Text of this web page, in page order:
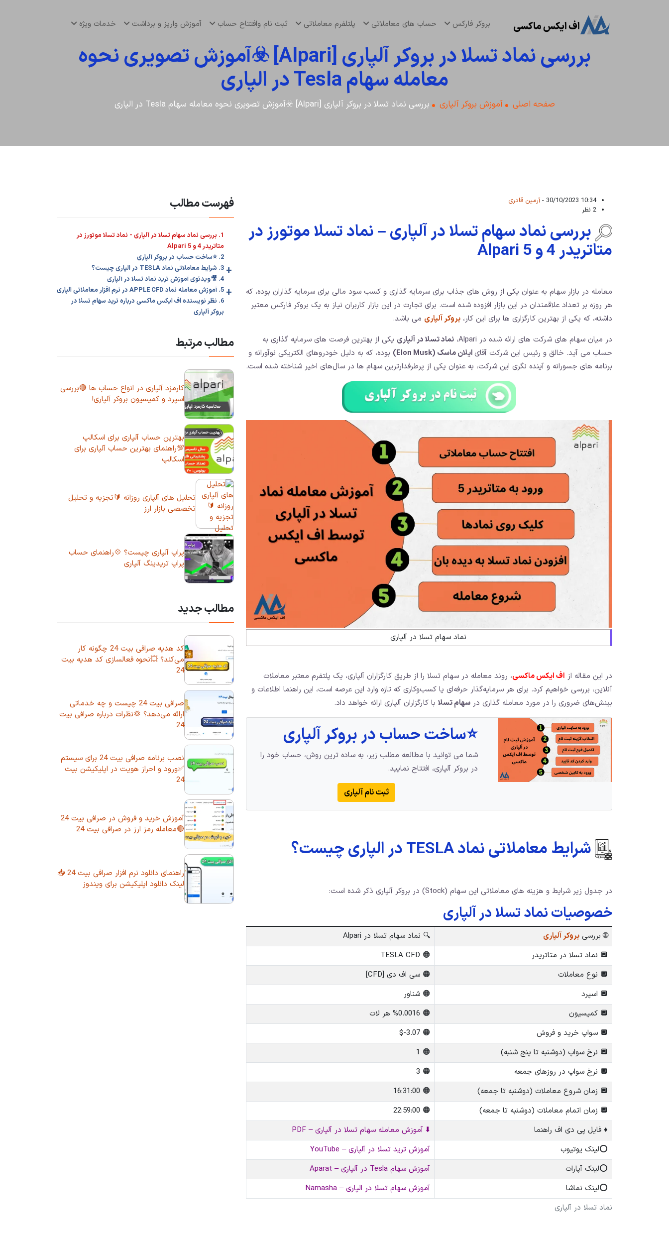
بروکر فارکس حساب های معاملاتی پلتلفرم معاملاتی ثبت نام وافتتاح حساب آموزش واریز و برداشت خدمات ویژه
بررسی نماد تسلا در بروکر آلپاری [Alpari] ☣️آموزش تصویری نحوه
معامله سهام Tesla در الپاری
صفحه اصلی آموزش بروکر آلپاری بررسی نماد تسلا در بروکر آلپاری [Alpari] ☣️آموزش تصویری نحوه معامله سهام Tesla در الپاری
10:34 30/10/2023 -
آرمین قادری
2 نظر
بررسی نماد سهام تسلا در آلپاری – نماد تسلا موتورز در
متاتریدر 4 و 5 Alpari
معامله در بازار سهام به عنوان یکی از روش های جذاب برای سرمایه گذاری و کسب سود مالی برای سرمایه گذاران بوده، که
هر روزه بر تعداد علاقمندان در این بازار افزوده شده است. برای تجارت در این بازار کاربران نیاز به یک بروکر فارکس معتبر
داشته، که یکی از بهترین کارگزاری ها برای این کار، بروکر آلپاری می باشد.
در میان سهام های شرکت های ارائه شده در Alpari،
نماد تسلا در آلپاری یکی از بهترین فرصت های سرمایه گذاری به
حساب می آيد. خالق و رئیس این شرکت آقای ایلان ماسک (Elon Musk)
بوده، که به دلیل خودروهای الکتریکی نوآورانه و
برنامه های جسورانه و آینده نگری این شرکت، به عنوان یکی از پرطرفدارترین سهام ها در سال‌های اخیر شناخته شده است.
نماد سهام تسلا در آلپاری
در این مقاله از اف ایکس ماکسی، روند معامله در سهام تسلا را از طریق کارگزاران آلپاری، یک پلتفرم معتبر معاملات
آنلاین، بررسی خواهیم کرد. برای هر سرمایه‌گذار حرفه‌ای یا کسب‌وکاری که تازه وارد این عرصه است، این راهنما اطلاعات و
بینش‌های ضروری را در مورد معامله گذاری در سهام تسلا با کارگزاران آلپاری ارائه خواهد داد.
⭐️ساخت حساب در بروکر آلپاری
شما می توانید با مطالعه مطلب زیر، به ساده ترین روش، حساب خود را
در بروکر آلپاری، افتتاح نمایید.
ثبت نام آلپاری
شرایط معاملاتی نماد TESLA در الپاری چیست؟
در جدول زیر شرایط و هزینه های معاملاتی این سهام (Stock) در بروکر آلپاری ذکر شده است:
خصوصیات نماد تسلا در آلپاری
نماد تسلا در آلپاری
🌐 بررسی بروکر آلپاری
🔍 نماد سهام تسلا در Alpari
🔲 نماد تسلا در متاتریدر
🟠 TESLA CFD
🔲 نوع معاملات
🟠 سی اف دی [CFD]
🔲 اسپرد
🟠 شناور
🔲 کمیسیون
🟠 %0.0016 هر لات
🔲 سواپ خرید و فروش
🟠 3.07-$
🔲 نرخ سواپ (دوشنبه تا پنج شنبه)
🟠 1
🔲 نرخ سواپ در روزهای جمعه
🟠 3
🔲 زمان شروع معاملات (دوشنبه تا جمعه)
🟠 16:31:00
🔲 زمان اتمام معاملات (دوشنبه تا جمعه)
🟠 22:59:00
♦️ فایل پی دی اف راهنما
⬇️ آموزش معامله سهام تسلا در آلپاری – PDF
⭕️لینک یوتیوب
آموزش ترید تسلا در آلپاری – YouTube
⭕️لینک آپارات
آموزش سهام Tesla در آلپاری – Aparat
⭕️لینک نماشا
آموزش سهام تسلا در الپاری – Namasha
فهرست مطالب
1. بررسی نماد سهام تسلا در آلپاری - نماد تسلا موتورز در
متاتریدر 4 و 5 Alpari
2. ⭐️ساخت حساب در بروکر آلپاری
3. شرایط معاملاتی نماد TESLA در الپاری چیست؟ +
4. 🎥ویدئوی آموزش ترید نماد تسلا در آلپاری
5. آموزش معامله نماد APPLE CFD در نرم افزار معاملاتی الپاری +
6. نظر نویسنده اف ایکس ماکسی درباره ترید سهام تسلا در
بروکر آلپاری
مطالب مرتبط
کارمزد آلپاری در انواع حساب ها 🔴بررسی
اسپرد و کمیسیون بروکر آلپاری!
بهترین حساب آلپاری برای اسکالپ
💯راهنمای بهترین حساب آلپاری برای
اسکالپ
تحلیل های آلپاری روزانه 🔰تجزیه و تحلیل
تخصصی بازار ارز
پراپ آلپاری چیست؟ 💠راهنمای حساب
پراپ تریدینگ آلپاری
مطالب جدید
کد هدیه صرافی بیت 24 چگونه کار
می‌کند؟ 💥نحوه فعالسازی کد هدیه بیت
24
صرافی بیت 24 چیست و چه خدماتی
ارائه می‌دهد؟ 💢نظرات درباره صرافی بیت
24
نصب برنامه صرافی بیت 24 برای سیستم
✅ورود و احراز هویت در اپلیکیشن بیت
24
آموزش خرید و فروش در صرافی بیت 24
🔴معامله رمز ارز در صرافی بیت 24
راهنمای دانلود نرم افزار صرافی بیت 24 📥
لینک دانلود اپلیکیشن برای ویندوز